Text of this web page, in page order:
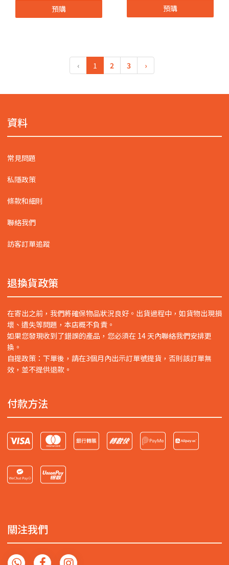
預購 預購
‹ 1 2 3 ›
資料
常見問題
私隱政策
條款和細則
聯絡我們
訪客訂單追蹤
退換貨政策
在寄出之前，我們將確保物品狀況良好。出貨過程中，如貨物出現損
壞、遺失等問題，本店概不負責。
如果您發現收到了錯誤的產品，您必須在 14 天內聯絡我們安排更
換。
自提政策：下單後，請在3個月內出示訂單號提貨，否則該訂單無
效，並不提供退款。
付款方法
關注我們